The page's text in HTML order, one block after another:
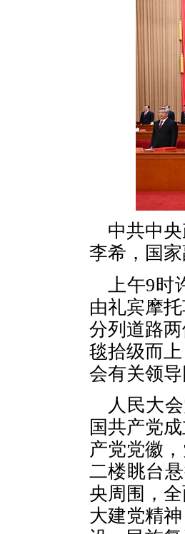
中共中
李希，国
上午9
由礼宾摩
分列道路
毯拾级而
会有关领
人民大
国共产党
产党党徽
二楼眺台
央周围，
大建党精